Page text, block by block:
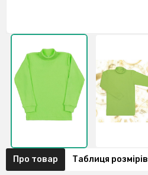
Про товар Таблиця розмірів